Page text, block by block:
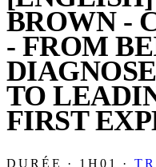
BROWN -
- FROM
TO
FIRST
DURÉE · 1H01 ·